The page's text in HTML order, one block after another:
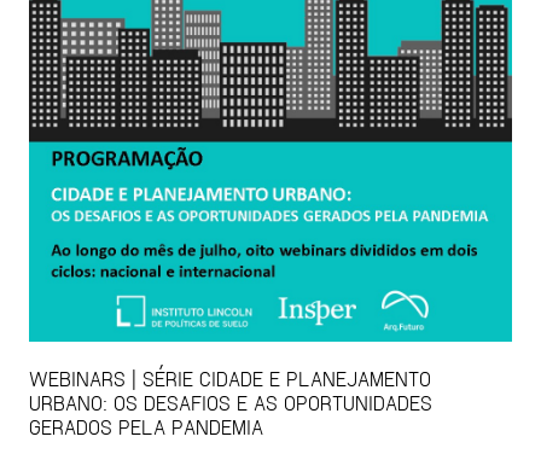
WEBINARS | SÉRIE CIDADE E PLANEJAMENTO
URBANO: OS DESAFIOS E AS OPORTUNIDADES
GERADOS PELA PANDEMIA